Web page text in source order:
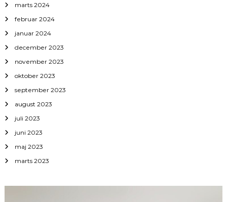
marts 2024
februar 2024
januar 2024
december 2023
november 2023
oktober 2023
september 2023
august 2023
juli 2023
juni 2023
maj 2023
marts 2023